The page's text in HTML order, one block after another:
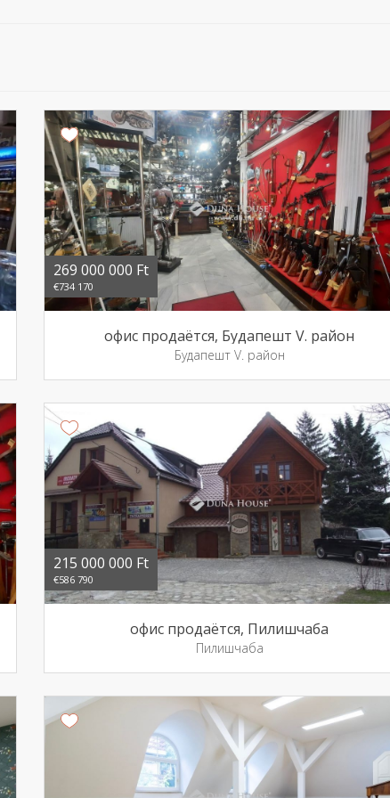
269 000 000 Ft
€734 170
офис продаётся, Будапешт V. район
Будапешт V. район
215 000 000 Ft
€586 790
офис продаётся, Пилишчаба
Пилишчаба